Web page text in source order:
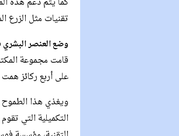
تقنيات مثل الزرع
وضع العنصر
قامت مجموعة
على أربع ركائز همت
ويغذي هذا الطموح
التكميلية التي